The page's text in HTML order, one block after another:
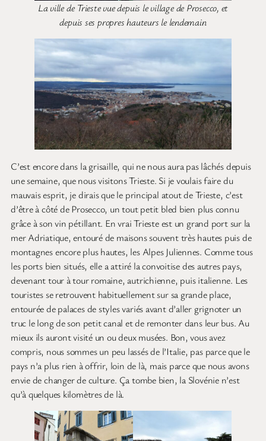
La ville de Trieste vue depuis le village de Prosecco, et
depuis ses propres hauteurs le lendemain
C’est encore dans la grisaille, qui ne nous aura pas lâchés depuis
une semaine, que nous visitons Trieste. Si je voulais faire du
mauvais esprit, je dirais que le principal atout de Trieste, c’est
d’être à côté de Prosecco, un tout petit bled bien plus connu
grâce à son vin pétillant. En vrai Trieste est un grand port sur la
mer Adriatique, entouré de maisons souvent très hautes puis de
montagnes encore plus hautes, les Alpes Juliennes. Comme tous
les ports bien situés, elle a attiré la convoitise des autres pays,
devenant tour à tour romaine, autrichienne, puis italienne. Les
touristes se retrouvent habituellement sur sa grande place,
entourée de palaces de styles variés avant d’aller grignoter un
truc le long de son petit canal et de remonter dans leur bus. Au
mieux ils auront visité un ou deux musées. Bon, vous avez
compris, nous sommes un peu lassés de l’Italie, pas parce que le
pays n’a plus rien à offrir, loin de là, mais parce que nous avons
envie de changer de culture. Ça tombe bien, la Slovénie n’est
qu’à quelques kilomètres de là.